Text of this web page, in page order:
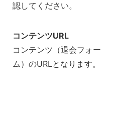
認してください。
コンテンツURL
コンテンツ（退会フォー
ム）のURLとなります。